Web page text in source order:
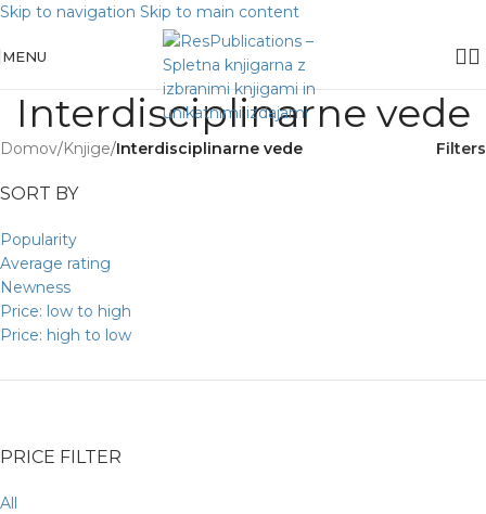
Skip to navigation Skip to main content
MENU
Interdisciplinarne vede
Domov/Knjige/Interdisciplinarne vede Filters
SORT BY
Popularity
Average rating
Newness
Price: low to high
Price: high to low
PRICE FILTER
All